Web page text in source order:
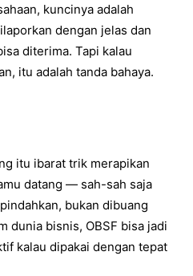
kuncinya adalah
dengan jelas dan
diterima. Tapi kalau
itu adalah tanda bahaya.
itu ibarat trik merapikan
datang — sah-sah saja
bukan dibuang
dunia bisnis, OBSF bisa jadi
kalau dipakai dengan tepat